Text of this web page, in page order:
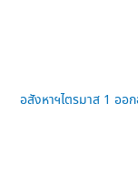
อสังหาฯไตรมาส 1 ออ